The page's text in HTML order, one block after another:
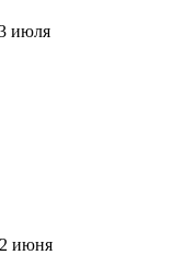
июля
июня